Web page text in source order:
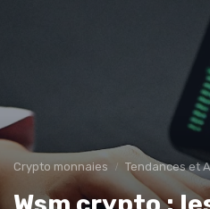
Crypto monnaies Tendances et Actualités